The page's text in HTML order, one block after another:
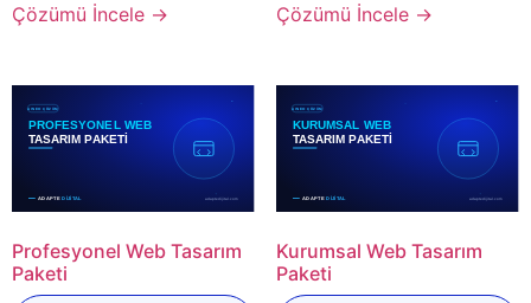
Çözümü İncele → Çözümü İncele →
Profesyonel Web Tasarım
Paketi
Kurumsal Web Tasarım
Paketi